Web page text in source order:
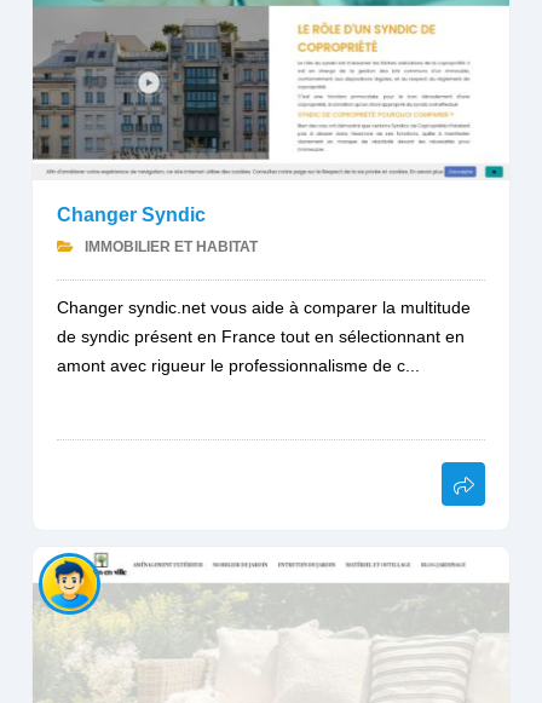
Changer Syndic
IMMOBILIER ET HABITAT
Changer syndic.net vous aide à comparer la multitude
de syndic présent en France tout en sélectionnant en
amont avec rigueur le professionnalisme de c...